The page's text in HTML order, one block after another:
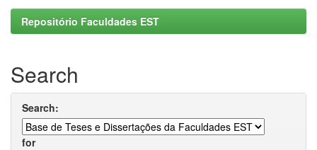
Repositório Faculdades EST
Search
Search:
for